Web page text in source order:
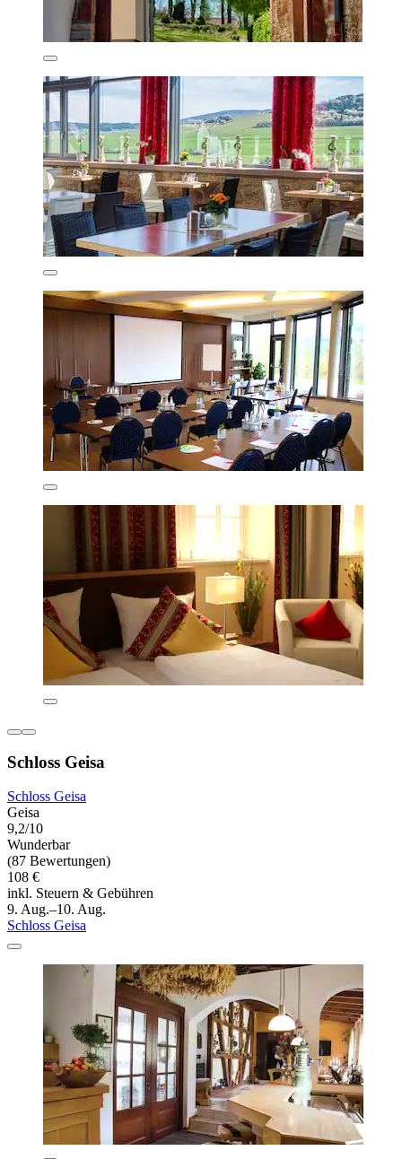
Schloss Geisa
Schloss Geisa
Geisa
9,2/10
Wunderbar
(87 Bewertungen)
108 €
inkl. Steuern & Gebühren
9. Aug.–10. Aug.
Schloss Geisa